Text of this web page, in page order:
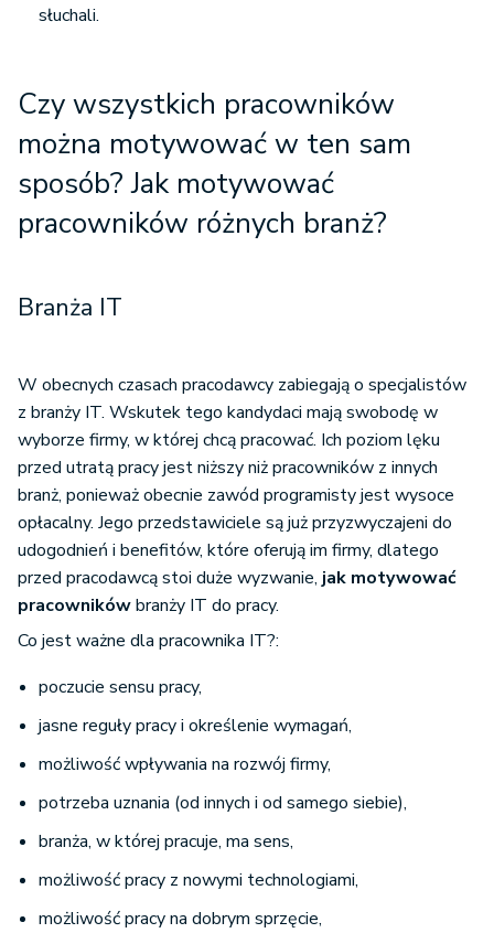
słuchali.
Czy wszystkich pracowników
można motywować w ten sam
sposób? Jak motywować
pracowników różnych branż?
Branża IT
W obecnych czasach pracodawcy zabiegają o specjalistów
z branży IT. Wskutek tego kandydaci mają swobodę w
wyborze firmy, w której chcą pracować. Ich poziom lęku
przed utratą pracy jest niższy niż pracowników z innych
branż, ponieważ obecnie zawód programisty jest wysoce
opłacalny. Jego przedstawiciele są już przyzwyczajeni do
udogodnień i benefitów, które oferują im firmy, dlatego
przed pracodawcą stoi duże wyzwanie, jak motywować
pracownikówbranży IT do pracy.
Co jest ważne dla pracownika IT?:
poczucie sensu pracy,
jasne reguły pracy i określenie wymagań,
możliwość wpływania na rozwój firmy,
potrzeba uznania (od innych i od samego siebie),
branża, w której pracuje, ma sens,
możliwość pracy z nowymi technologiami,
możliwość pracy na dobrym sprzęcie,